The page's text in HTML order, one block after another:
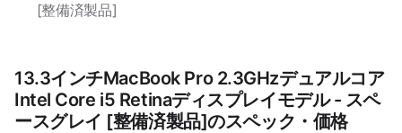
[整備済製品]
13.3インチMacBook Pro 2.3GHzデュアルコア
Intel Core i5 Retinaディスプレイモデル - スペ
ースグレイ [整備済製品]のスペック・価格